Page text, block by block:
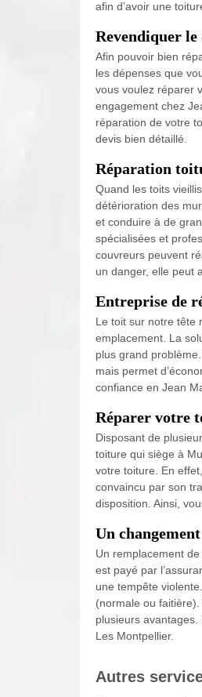
afin d’avoir une
Revendiquer
Afin pouvoir bien
les dépenses que
vous voulez réparer
engagement chez
réparation de votre
devis bien détaillé.
Réparation
Quand les toits
détérioration des
et conduire à de
spécialisées et
couvreurs peuvent
un danger, elle peut
Entreprise de
Le toit sur notre tête
emplacement. La
plus grand
mais permet
confiance en Jean
Réparer votre
Disposant de
toiture qui siège à
votre toiture. En
convaincu par son
disposition. Ainsi,
Un
Un remplacement
est payé par
une tempête
(normale ou
plusieurs
Les Montpellier.
Autres